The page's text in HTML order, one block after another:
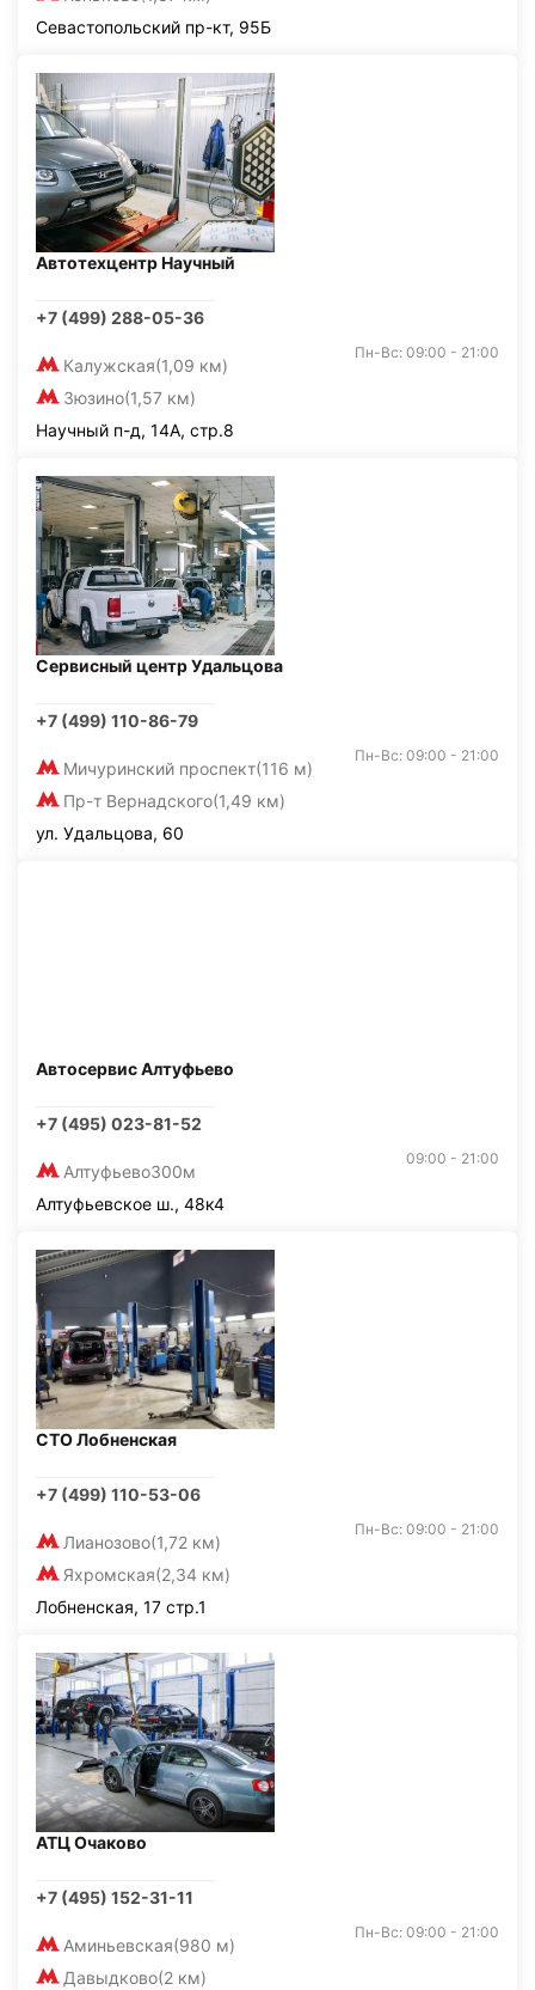
Севастопольский пр-кт, 95Б
Автотехцентр Научный
+7 (499) 288-05-36
Калужская(1,09 км)
Зюзино(1,57 км)
Пн-Вс: 09:00 - 21:00
Научный п-д, 14А, стр.8
Сервисный центр Удальцова
+7 (499) 110-86-79
Мичуринский проспект(116 м)
Пр-т Вернадского(1,49 км)
Пн-Вс: 09:00 - 21:00
ул. Удальцова, 60
Автосервис Алтуфьево
+7 (495) 023-81-52
Алтуфьево300м
09:00 - 21:00
Алтуфьевское ш., 48к4
СТО Лобненская
+7 (499) 110-53-06
Лианозово(1,72 км)
Яхромская(2,34 км)
Пн-Вс: 09:00 - 21:00
Лобненская, 17 стр.1
АТЦ Очаково
+7 (495) 152-31-11
Аминьевская(980 м)
Давыдково(2 км)
Пн-Вс: 09:00 - 21:00